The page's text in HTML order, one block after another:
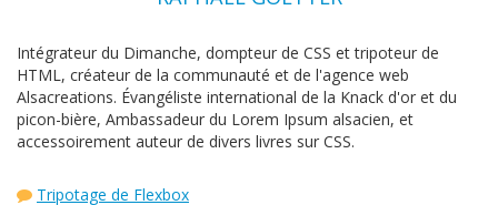
Intégrateur du Dimanche, dompteur de CSS et tripoteur de
HTML, créateur de la communauté et de l'agence web
Alsacreations. Évangéliste international de la Knack d'or et du
picon-bière, Ambassadeur du Lorem Ipsum alsacien, et
accessoirement auteur de divers livres sur CSS.
Tripotage de Flexbox